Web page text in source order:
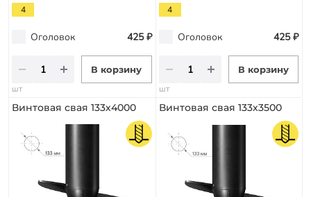
4
Оголовок 425 ₽
В корзину
шт
4
Оголовок 425 ₽
В корзину
шт
Винтовая свая 133х4000 Винтовая свая 133х3500